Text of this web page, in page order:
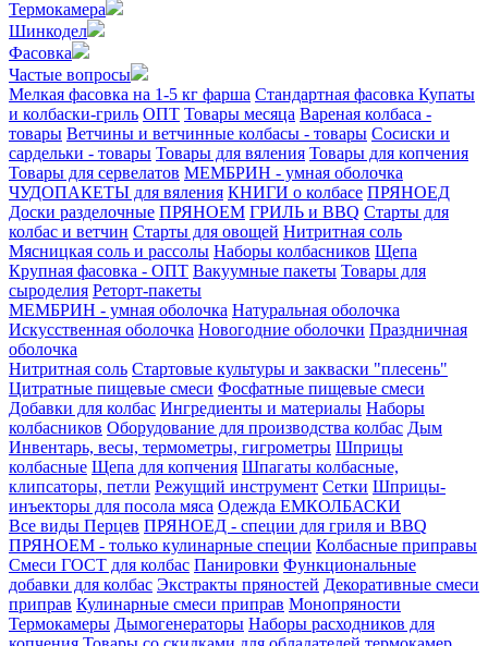
Термокамера
Шинкодел
Фасовка
Частые вопросы
Мелкая фасовка на 1-5 кг фарша Стандартная фасовка Купаты
и колбаски-гриль ОПТ Товары месяца Вареная колбаса -
товары Ветчины и ветчинные колбасы - товары Сосиски и
сардельки - товары Товары для вяления Товары для копчения
Товары для сервелатов МЕМБРИН - умная оболочка
ЧУДОПАКЕТЫ для вяления КНИГИ о колбасе ПРЯНОЕД
Доски разделочные ПРЯНОЕМ ГРИЛЬ и BBQ Старты для
колбас и ветчин Старты для овощей Нитритная соль
Мясницкая соль и рассолы Наборы колбасников Щепа
Крупная фасовка - ОПТ Вакуумные пакеты Товары для
сыроделия Реторт-пакеты
МЕМБРИН - умная оболочка Натуральная оболочка
Искусственная оболочка Новогодние оболочки Праздничная
оболочка
Нитритная соль Стартовые культуры и закваски "плесень"
Цитратные пищевые смеси Фосфатные пищевые смеси
Добавки для колбас Ингредиенты и материалы Наборы
колбасников Оборудование для производства колбас Дым
Инвентарь, весы, термометры, гигрометры Шприцы
колбасные Щепа для копчения Шпагаты колбасные,
клипсаторы, петли Режущий инструмент Сетки Шприцы-
инъекторы для посола мяса Одежда ЕМКОЛБАСКИ
Все виды Перцев ПРЯНОЕД - специи для гриля и BBQ
ПРЯНОЕМ - только кулинарные специи Колбасные приправы
Смеси ГОСТ для колбас Панировки Функциональные
добавки для колбас Экстракты пряностей Декоративные смеси
приправ Кулинарные смеси приправ Монопряности
Термокамеры Дымогенераторы Наборы расходников для